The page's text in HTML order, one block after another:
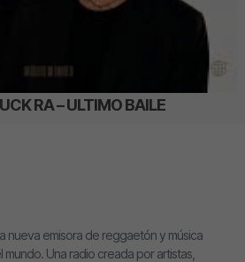
RA – ULTIMO BAILE
nueva emisora de reggaetón y música
Una radio creada por artistas,